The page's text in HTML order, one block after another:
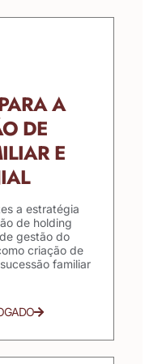
A
DE
E
a estratégia
de holding
gestão do
criação de
familiar